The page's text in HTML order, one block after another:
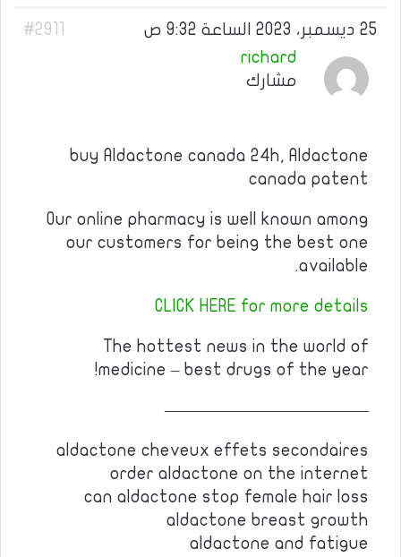
25 ديسمبر، 2023 الساعة 9:32 ص
#2911
richard
مشارك
buy Aldactone canada 24h, Aldactone
canada patent
Our online pharmacy is well known among
our customers for being the best one
available.
CLICK HERE for more details
The hottest news in the world of
medicine – best drugs of the year!
————————————
aldactone cheveux effets secondaires
order aldactone on the internet
can aldactone stop female hair loss
aldactone breast growth
aldactone and fatigue